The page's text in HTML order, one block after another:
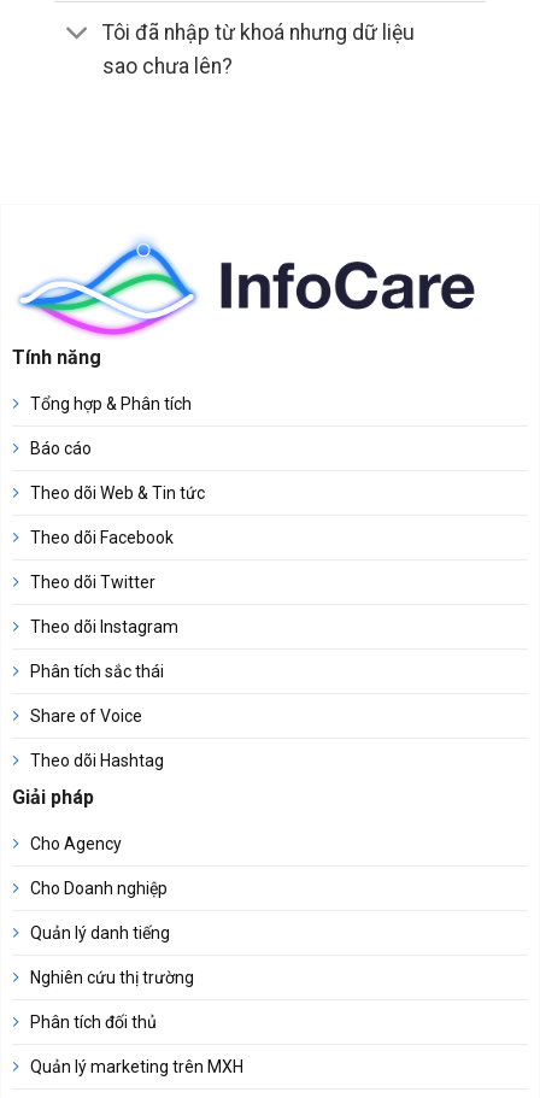
Tôi đã nhập từ khoá nhưng dữ liệu
sao chưa lên?
Tính năng
Tổng hợp & Phân tích
Báo cáo
Theo dõi Web & Tin tức
Theo dõi Facebook
Theo dõi Twitter
Theo dõi Instagram
Phân tích sắc thái
Share of Voice
Theo dõi Hashtag
Giải pháp
Cho Agency
Cho Doanh nghiệp
Quản lý danh tiếng
Nghiên cứu thị trường
Phân tích đối thủ
Quản lý marketing trên MXH